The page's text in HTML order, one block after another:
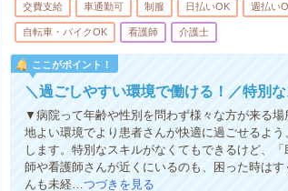
交費支給 車通勤可 制服 日払いOK 週払い
自転車・バイクOK 看護師 介護士
ここがポイント！
＼過ごしやすい環境で働ける！／特別
▼病院って年齢や性別を問わず様々な方が来る
地よい環境でより患者さんが快適に過ごせるよ
します。特別なスキルがなくてもできるけど、
師や看護師さんが近くにいるのも、困った時は
んも未経…つづきを見る